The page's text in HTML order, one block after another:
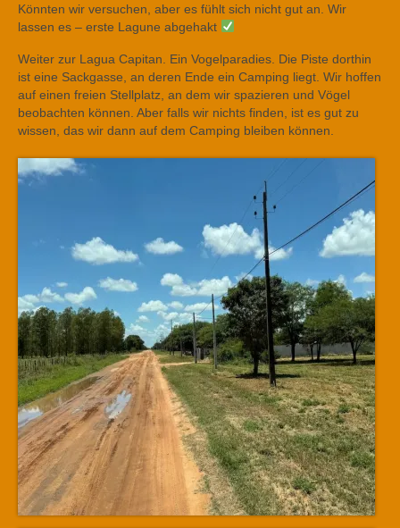
Könnten wir versuchen, aber es fühlt sich nicht gut an. Wir
lassen es – erste Lagune abgehakt
Weiter zur Lagua Capitan. Ein Vogelparadies. Die Piste dorthin
ist eine Sackgasse, an deren Ende ein Camping liegt. Wir hoffen
auf einen freien Stellplatz, an dem wir spazieren und Vögel
beobachten können. Aber falls wir nichts finden, ist es gut zu
wissen, das wir dann auf dem Camping bleiben können.